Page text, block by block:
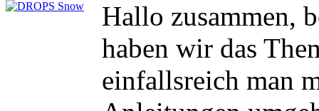
Hallo zusammen,
haben wir das
einfallsreich man